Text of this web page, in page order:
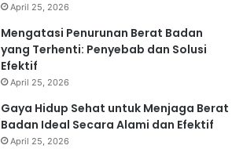
April 25, 2026
Mengatasi Penurunan Berat Badan
yang Terhenti: Penyebab dan Solusi
Efektif
April 25, 2026
Gaya Hidup Sehat untuk Menjaga Berat
Badan Ideal Secara Alami dan Efektif
April 25, 2026